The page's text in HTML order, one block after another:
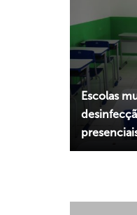
Escolas